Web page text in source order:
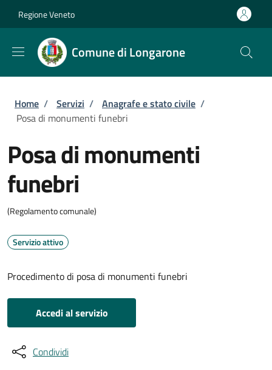
Regione Veneto
Comune di Longarone
Briciole di pane
Home / Servizi / Anagrafe e stato civile /
Posa di monumenti funebri
Posa di monumenti
funebri
(Regolamento comunale)
Servizio attivo
Procedimento di posa di monumenti funebri
Accedi al servizio
Condividi